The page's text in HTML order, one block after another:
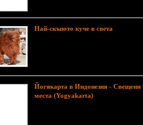
Пакистан. На персийски език Памир
Най-скъпото куче в света
Йогякарта в Индонезия - Свещени
места (Yogyakarta)Йогякарта